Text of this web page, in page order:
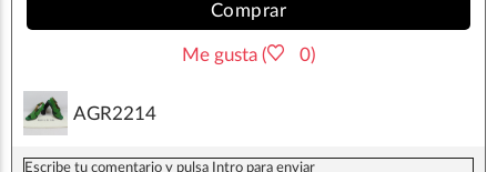
Comprar
Me gusta ( 0)
AGR2214